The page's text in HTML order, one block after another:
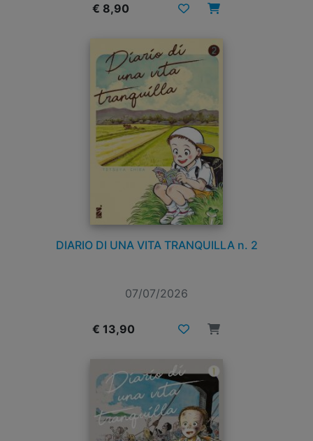
€ 8,90
DIARIO DI UNA VITA TRANQUILLA n. 2
07/07/2026
€ 13,90